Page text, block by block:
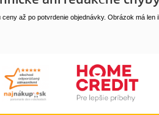
až po potvrdenie objednávky. Obrázok má len